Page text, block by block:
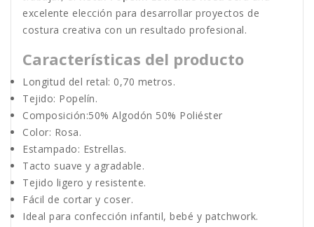
excelente elección para desarrollar proyectos de
costura creativa con un resultado profesional.
Características del producto
Longitud del retal: 0,70 metros.
Tejido: Popelín.
Composición:50% Algodón 50% Poliéster
Color: Rosa.
Estampado: Estrellas.
Tacto suave y agradable.
Tejido ligero y resistente.
Fácil de cortar y coser.
Ideal para confección infantil, bebé y patchwork.